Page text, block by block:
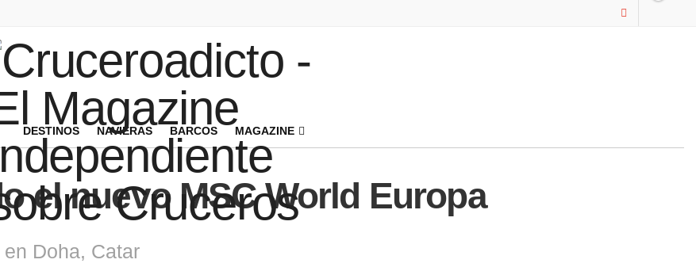
DESTINOS NAVIERAS BARCOS MAGAZINE
el nuevo MSC World Europa
Doha, Catar